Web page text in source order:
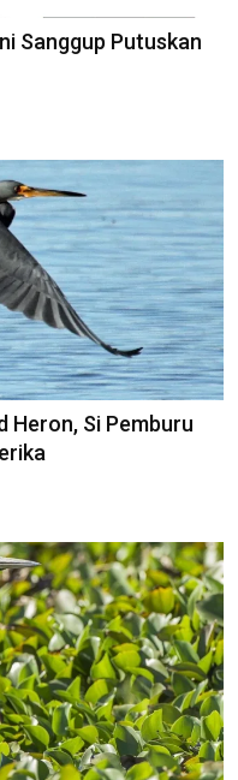
Sanggup Putuskan
Heron, Si Pemburu